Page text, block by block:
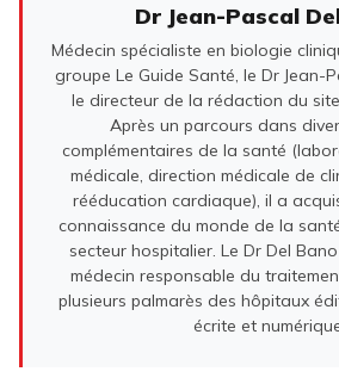
Dr Jean-Pascal
Médecin spécialiste en biologie
groupe Le Guide Santé, le Dr Jean-
le directeur de la rédaction du
Après un parcours dans
complémentaires de la santé
médicale, direction médicale de
rééducation cardiaque), il a
connaissance du monde de la
secteur hospitalier. Le Dr Del
médecin responsable du
plusieurs palmarès des hôpitaux
écrite et